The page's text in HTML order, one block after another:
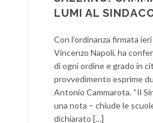
LUMI AL
Con l’ordinanza firmata
Vincenzo Napoli, ha
di ogni ordine e grado in
provvedimento esprime
Antonio Cammarota. “Il
una nota – chiude le
dichiarato […]